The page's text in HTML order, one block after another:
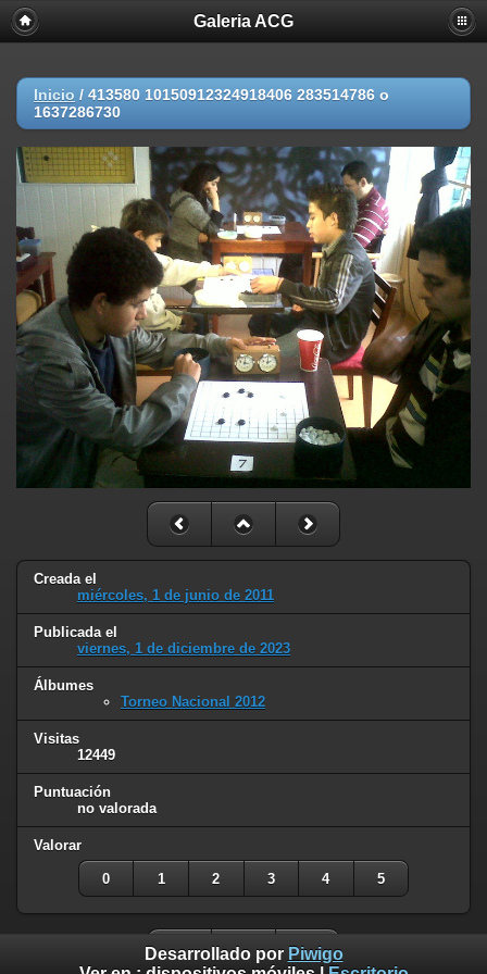
Galeria ACG
Inicio / 413580 10150912324918406 283514786 o
1637286730
Creada el
miércoles, 1 de junio de 2011
Publicada el
viernes, 1 de diciembre de 2023
Álbumes
Torneo Nacional 2012
Visitas
12449
Puntuación
no valorada
Valorar
0 1 2 3 4 5
Desarrollado por Piwigo